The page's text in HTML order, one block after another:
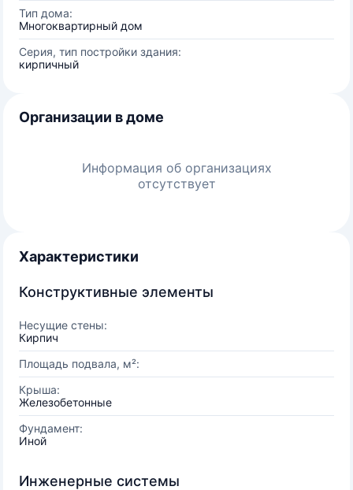
Тип дома:
Многоквартирный дом
Серия, тип постройки здания:
кирпичный
Организации в доме
Информация об организациях
отсутствует
Характеристики
Конструктивные элементы
Несущие стены:
Кирпич
Площадь подвала, м²:
Крыша:
Железобетонные
Фундамент:
Иной
Инженерные системы